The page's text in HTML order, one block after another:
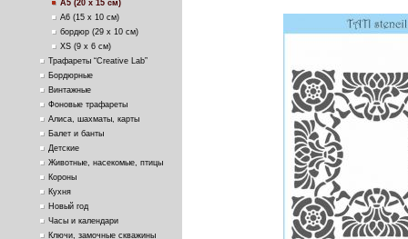
А5 (20 х 15 см)
А6 (15 х 10 см)
бордюр (29 х 10 см)
ХS (9 х 6 см)
Трафареты “Creative Lab”
Бордюрные
Винтажные
Фоновые трафареты
Алиса, шахматы, карты
Балет и банты
Детские
Животные, насекомые, птицы
Короны
Кухня
Новый год
Часы и календари
Ключи, замочные скважины